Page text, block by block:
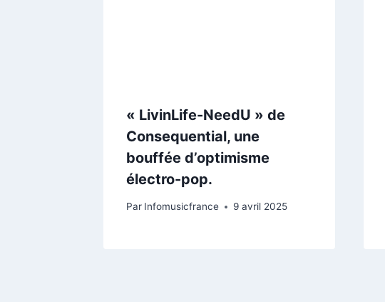
« LivinLife-NeedU » de
Consequential, une
bouffée d’optimisme
électro-pop.
Par Infomusicfrance 9 avril 2025